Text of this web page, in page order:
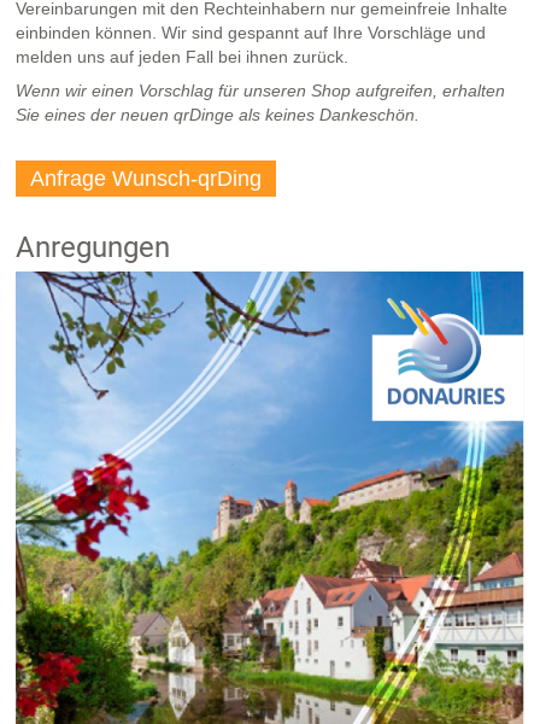
Vereinbarungen mit den Rechteinhabern nur gemeinfreie Inhalte
einbinden können. Wir sind gespannt auf Ihre Vorschläge und
melden uns auf jeden Fall bei ihnen zurück.
Wenn wir einen Vorschlag für unseren Shop aufgreifen, erhalten
Sie eines der neuen qrDinge als keines Dankeschön.
Anfrage Wunsch-qrDing
Anregungen